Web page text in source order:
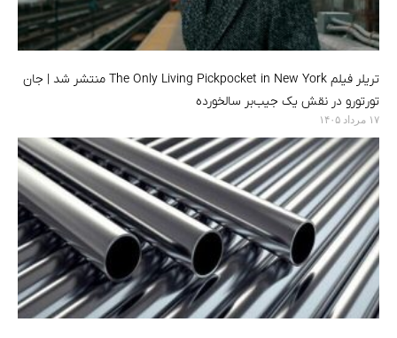
تریلر فیلم The Only Living Pickpocket in New York منتشر شد | جان
تورتورو در نقش یک جیب‌بر سالخورده
۱۷ مرداد ۱۴۰۵